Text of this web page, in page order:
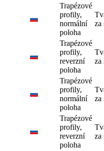
Trapézové
profily,
normální
poloha
za
Trapézové
profily,
reverzní
poloha
za
Trapézové
profily,
normální
poloha
za
Trapézové
profily,
reverzní
poloha
za